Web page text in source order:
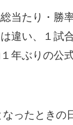
当たり・勝
違い、１試
年ぶりの公
ったときの